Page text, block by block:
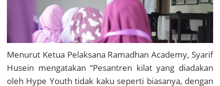
Menurut Ketua Pelaksana Ramadhan Academy, Syarif
Husein mengatakan “Pesantren kilat yang diadakan
oleh Hype Youth tidak kaku seperti biasanya, dengan